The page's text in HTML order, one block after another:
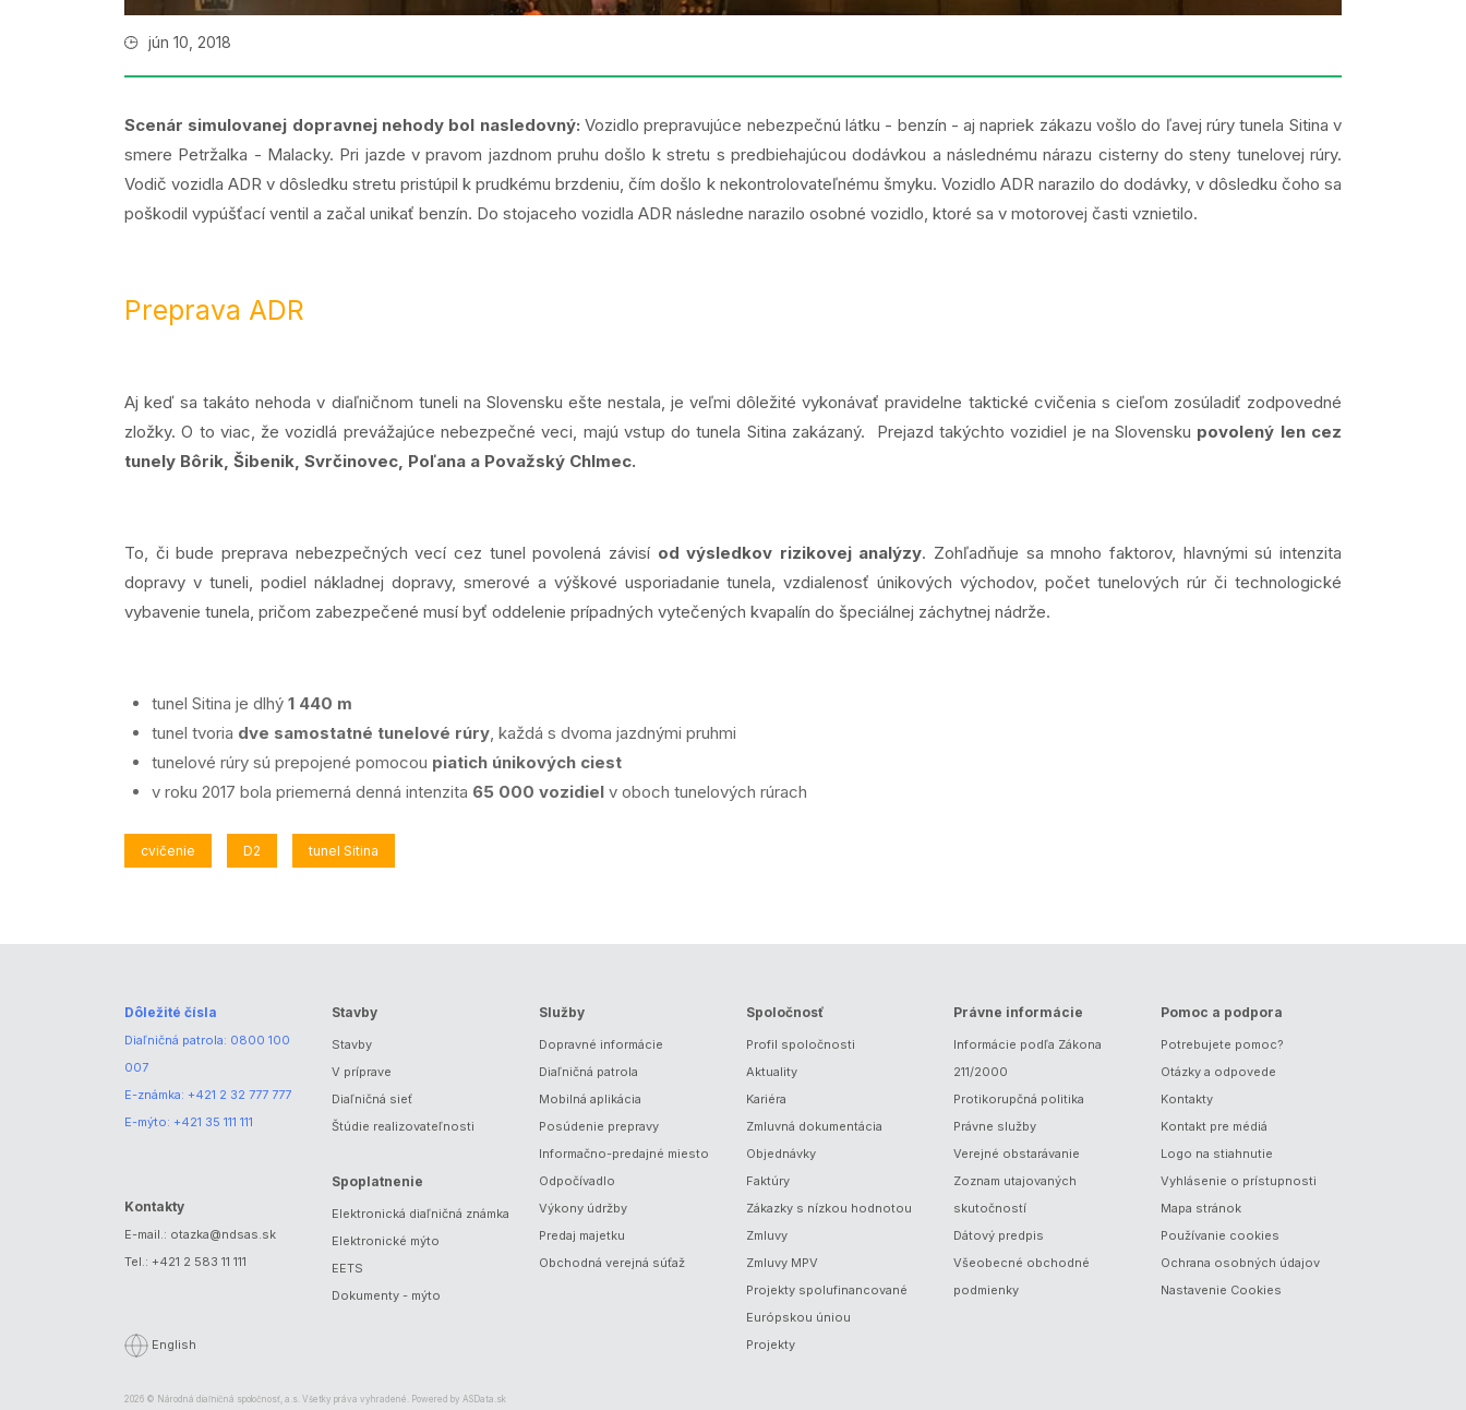
jún 10, 2018
Scenár simulovanej dopravnej nehody bol nasledovný: Vozidlo prepravujúce nebezpečnú látku - benzín - aj napriek zákazu vošlo do ľavej rúry tunela Sitina v
smere Petržalka - Malacky. Pri jazde v pravom jazdnom pruhu došlo k stretu s predbiehajúcou dodávkou a následnému nárazu cisterny do steny tunelovej rúry.
Vodič vozidla ADR v dôsledku stretu pristúpil k prudkému brzdeniu, čím došlo k nekontrolovateľnému šmyku. Vozidlo ADR narazilo do dodávky, v dôsledku čoho sa
poškodil vypúšťací ventil a začal unikať benzín. Do stojaceho vozidla ADR následne narazilo osobné vozidlo, ktoré sa v motorovej časti vznietilo.
Preprava ADR
Aj keď sa takáto nehoda v diaľničnom tuneli na Slovensku ešte nestala, je veľmi dôležité vykonávať pravidelne taktické cvičenia s cieľom zosúladiť zodpovedné
zložky. O to viac, že vozidlá prevážajúce nebezpečné veci, majú vstup do tunela Sitina zakázaný. Prejazd takýchto vozidiel je na Slovensku povolený len cez
tunely Bôrik, Šibenik, Svrčinovec, Poľana a Považský Chlmec.
To, či bude preprava nebezpečných vecí cez tunel povolená závisíod výsledkov rizikovej analýzy. Zohľadňuje sa mnoho faktorov, hlavnými sú intenzita
dopravy v tuneli, podiel nákladnej dopravy, smerové a výškové usporiadanie tunela, vzdialenosť únikových východov, počet tunelových rúr či technologické
vybavenie tunela, pričom zabezpečené musí byť oddelenie prípadných vytečených kvapalín do špeciálnej záchytnej nádrže.
tunel Sitina je dlhý 1 440 m
tunel tvoria dve samostatné tunelové rúry, každá s dvoma jazdnými pruhmi
tunelové rúry sú prepojené pomocou piatich únikových ciest
v roku 2017 bola priemerná denná intenzita 65 000 vozidiel v oboch tunelových rúrach
cvičenie D2 tunel Sitina
Dôležité čísla
Diaľničná patrola: 0800 100
007
E-známka: +421 2 32 777 777
E-mýto: +421 35 111 111
Kontakty
E-mail.: otazka@ndsas.sk
Tel.: +421 2 583 11 111
English
Stavby
Stavby
V príprave
Diaľničná sieť
Štúdie realizovateľnosti
Spoplatnenie
Elektronická diaľničná známka
Elektronické mýto
EETS
Dokumenty - mýto
Služby
Dopravné informácie
Diaľničná patrola
Mobilná aplikácia
Posúdenie prepravy
Informačno-predajné miesto
Odpočívadlo
Výkony údržby
Predaj majetku
Obchodná verejná súťaž
Spoločnosť
Profil spoločnosti
Aktuality
Kariéra
Zmluvná dokumentácia
Objednávky
Faktúry
Zákazky s nízkou hodnotou
Zmluvy
Zmluvy MPV
Projekty spolufinancované
Európskou úniou
Projekty
Právne informácie
Informácie podľa Zákona
211/2000
Protikorupčná politika
Právne služby
Verejné obstarávanie
Zoznam utajovaných
skutočností
Dátový predpis
Všeobecné obchodné
podmienky
Pomoc a podpora
Potrebujete pomoc?
Otázky a odpovede
Kontakty
Kontakt pre médiá
Logo na stiahnutie
Vyhlásenie o prístupnosti
Mapa stránok
Používanie cookies
Ochrana osobných údajov
Nastavenie Cookies
2026 © Národná diaľničná spoločnosť, a.s. Všetky práva vyhradené. Powered by ASData.sk